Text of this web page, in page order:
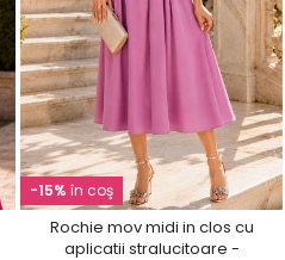
-15% în coş
Rochie mov midi in clos cu
aplicatii stralucitoare -